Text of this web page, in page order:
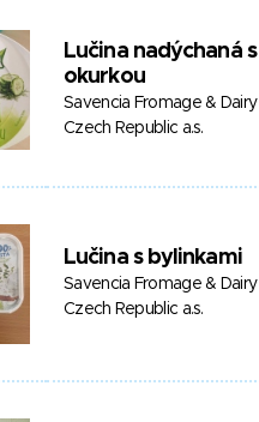
Lučina nadýchaná s
okurkou
Savencia Fromage & Dairy
Czech Republic a.s.
Lučina s bylinkami
Savencia Fromage & Dairy
Czech Republic a.s.